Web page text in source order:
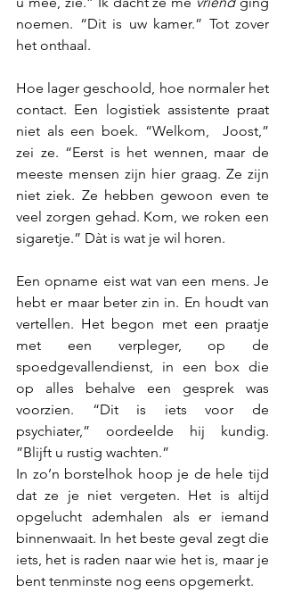
noemen. “Dit is uw kamer.” Tot zover
het onthaal.
Hoe lager geschoold, hoe normaler het
contact. Een logistiek assistente praat
niet als een boek. “Welkom,  Joost,”
zei ze. “Eerst is het wennen, maar de
meeste mensen zijn hier graag. Ze zijn
niet ziek. Ze hebben gewoon even te
veel zorgen gehad. Kom, we roken een
sigaretje.” Dàt is wat je wil horen.
Een opname eist wat van een mens. Je
hebt er maar beter zin in. En houdt van
vertellen. Het begon met een praatje
met een verpleger, op de
spoedgevallendienst, in een box die
op alles behalve een gesprek was
voorzien. “Dit is iets voor de
psychiater,” oordeelde hij kundig.
”Blijft u rustig wachten.”
In zo’n borstelhok hoop je de hele tijd
dat ze je niet vergeten. Het is altijd
opgelucht ademhalen als er iemand
binnenwaait. In het beste geval zegt die
iets, het is raden naar wie het is, maar je
bent tenminste nog eens opgemerkt.